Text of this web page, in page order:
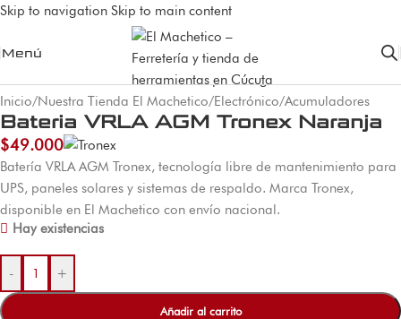
Skip to navigation Skip to main content
Menú
Inicio/Nuestra Tienda El Machetico/Electrónico/Acumuladores
Bateria VRLA AGM Tronex Naranja
$49.000
Batería VRLA AGM Tronex, tecnología libre de mantenimiento para
UPS, paneles solares y sistemas de respaldo. Marca Tronex,
disponible en El Machetico con envío nacional.
Hay existencias
- +
Añadir al carrito